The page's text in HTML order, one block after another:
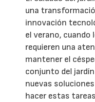
una
innovación
el verano, cuando
requieren una
mantener el
conjunto del
nuevas
hacer estas